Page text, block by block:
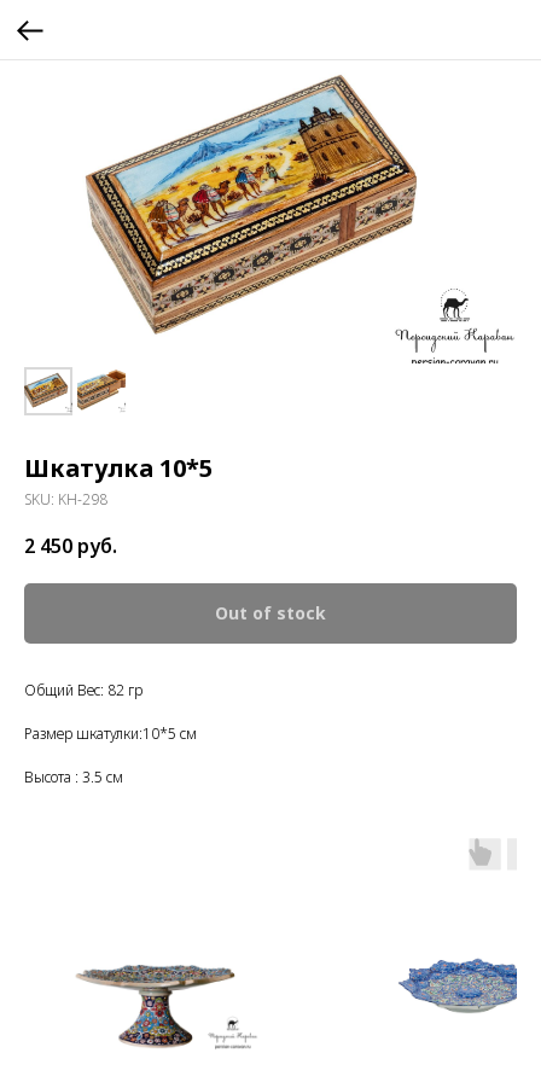
Шкатулка 10*5
SKU: KH-298
2 450 руб.
Out of stock
Общий Вес: 82 гр
Размер шкатулки:10*5 см
Высота : 3.5 см